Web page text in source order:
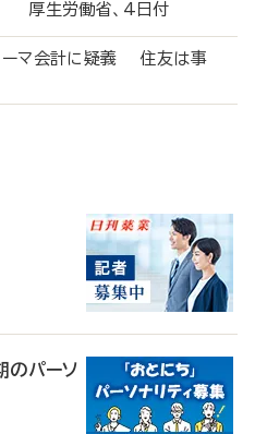
厚生労働省、4日付
ーマ会計に疑義 住友は事
パーソ